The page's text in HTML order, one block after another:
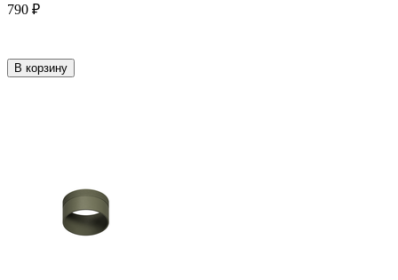
790 ₽
В корзину